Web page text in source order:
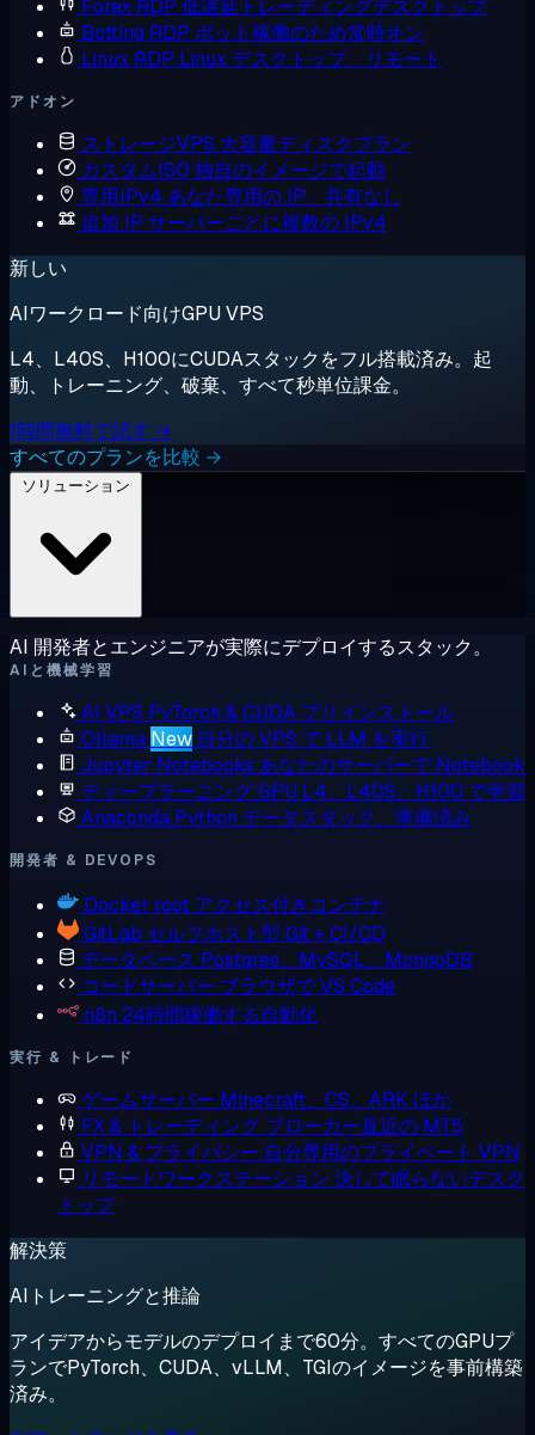
Forex RDP 低遅延トレーディングデスクトップ
Botting RDP ボット稼働のため常時オン
Linux RDP Linux デスクトップ、リモート
アドオン
ストレージVPS 大容量ディスクプラン
カスタムISO 独自のイメージで起動
専用IPv4 あなた専用の IP、共有なし
追加 IP サーバーごとに複数の IPv4
新しい
AIワークロード向けGPU VPS
L4、L40S、H100にCUDAスタックをフル搭載済み。起
動、トレーニング、破棄、すべて秒単位課金。
1時間無料で試す →
すべてのプランを比較 →
AI 開発者とエンジニアが実際にデプロイするスタック。
AIと機械学習
AI VPS PyTorch & CUDA プリインストール
Ollama New 自分の VPS で LLM を実行
Jupyter Notebooks あなたのサーバーで Notebook
ディープラーニング GPU L4、L40S、H100 で学習
Anaconda Python データスタック、準備済み
開発者 & DEVOPS
Docker root アクセス付きコンテナ
GitLab セルフホスト型 Git + CI/CD
データベース Postgres、MySQL、MongoDB
コードサーバー ブラウザで VS Code
n8n 24時間稼働する自動化
実行 & トレード
ゲームサーバー Minecraft、CS、ARK ほか
FX & トレーディング ブローカー直近の MT5
VPN & プライバシー 自分専用のプライベート VPN
リモートワークステーション 決して眠らないデスク
トップ
解決策
AIトレーニングと推論
アイデアからモデルのデプロイまで60分。すべてのGPUプ
ランでPyTorch、CUDA、vLLM、TGIのイメージを事前構築
済み。